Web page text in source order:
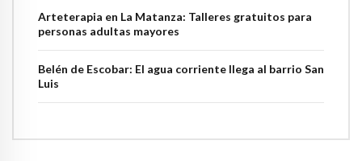
Arteterapia en La Matanza: Talleres gratuitos para
personas adultas mayores
Belén de Escobar: El agua corriente llega al barrio San
Luis